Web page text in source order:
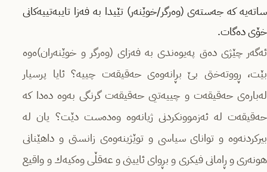
ساتەیە كە جەستەی (وەرگر/خوێنەر) تێیدا بە فەزا تایبەتییەكانی
خۆی دەگات.
ئەگەر چێژی دەق پەیوەندی بە فەزای (وەرگر و خوێنەران)ەوە
بێت، ڕووتەختی بێ‌ بڕانەوەی حەقیقەت چییە؟ ئایا پرسیار
لەبارەی حەقیقەت و چییەتیی حەقیقەت گرنگی بەوە دەدا كە
حەقیقەت لە ئەزموونكردنی ژیانەوە وەدەست دێت؟ یان لە
بیركردنەوە و توانای سیاسی و توێژینەوەی زانستی و داهێنانی
هونەری و ڕامانی فیكری و بڕوای ئایینی و عەقڵی وەكیەك و واقیع